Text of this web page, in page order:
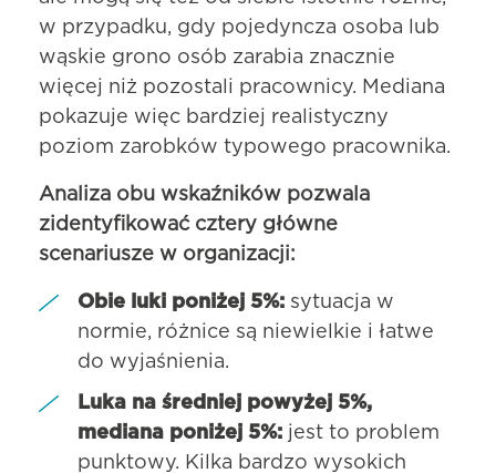
w przypadku, gdy pojedyncza osoba lub
wąskie grono osób zarabia znacznie
więcej niż pozostali pracownicy. Mediana
pokazuje więc bardziej realistyczny
poziom zarobków typowego pracownika.
Analiza obu wskaźników pozwala
zidentyfikować cztery główne
scenariusze w organizacji:
Obie luki poniżej 5%: sytuacja w
normie, różnice są niewielkie i łatwe
do wyjaśnienia.
Luka na średniej powyżej 5%,
mediana poniżej 5%: jest to problem
punktowy. Kilka bardzo wysokich